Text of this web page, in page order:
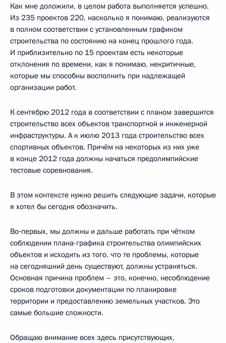
Как мне доложили, в целом работа выполняется успешно.
Из 235 проектов 220, насколько я понимаю, реализуются
в полном соответствии с установленным графиком
строительства по состоянию на конец прошлого года.
И приблизительно по 15 проектам есть некоторые
отклонения по времени, как я понимаю, некритичные,
которые мы способны восполнить при надлежащей
организации работ.
К сентябрю 2012 года в соответствии с планом завершится
строительство всех объектов транспортной и инженерной
инфраструктуры. А к июлю 2013 года строительство всех
спортивных объектов. Причём на некоторых из них уже
в конце 2012 года должны начаться предолимпийские
тестовые соревнования.
В этом контексте нужно решить следующие задачи, которые
я хотел бы сегодня обозначить.
Во‑первых, мы должны и дальше работать при чётком
соблюдении плана-графика строительства олимпийских
объектов и исходить из того, что те проблемы, которые
на сегодняшний день существуют, должны устраняться.
Основная причина проблем – это, конечно, несоблюдение
сроков подготовки документации по планировке
территории и предоставлению земельных участков. Это
самые большие сложности.
Обращаю внимание всех здесь присутствующих,